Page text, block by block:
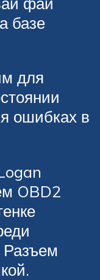
базе
для
ошибках в
OBD2
Разъем